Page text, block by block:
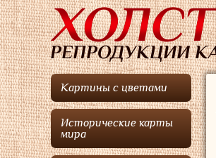
Картины с цветами
Исторические карты
мира